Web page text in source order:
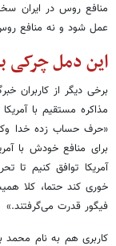
منافع روس در ایران
عمل شود و نه منافع
این دمل چرکی
برخی دیگر از کاربران
مذاکره مستقیم با
خوری کند حتما، کلا
فیگور قدرت می‌گرفتند.»
کاربری هم به نام محمد